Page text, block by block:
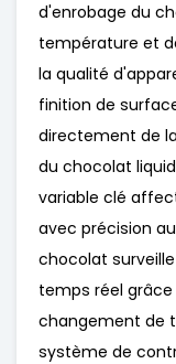
d'enrobage du
température et
la qualité
finition de
directement de
du chocolat
variable clé
avec précision
chocolat
temps réel
changement de
système de